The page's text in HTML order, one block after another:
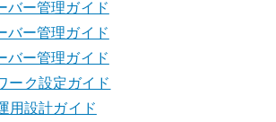
バー管理ガイド
バー管理ガイド
バー管理ガイド
ーク設定ガイド
用設計ガイド